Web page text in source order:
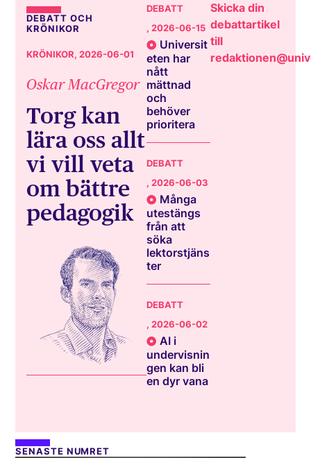
DEBATT OCH
KRÖNIKOR
KRÖNIKOR, 2026-06-01
Oskar MacGregor
Torg kan
lära oss allt
vi vill veta
om bättre
pedagogik
DEBATT
, 2026-06-15
Universit
eten har
nått
mättnad
och
behöver
prioritera
DEBATT
, 2026-06-03
Många
utestängs
från att
söka
lektorstjäns
ter
DEBATT
, 2026-06-02
AI i
undervisnin
gen kan bli
en dyr vana
Skicka din
debattartikel
till
SENASTE NUMRET